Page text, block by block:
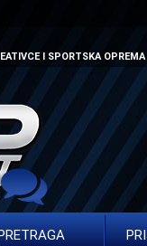
I SPORTSKA OPREMA